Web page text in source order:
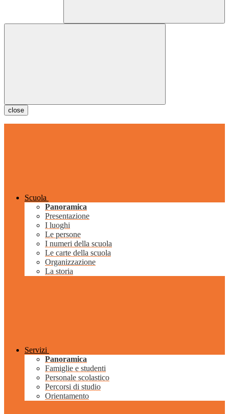
close
Scuola
Panoramica
Presentazione
I luoghi
Le persone
I numeri della scuola
Le carte della scuola
Organizzazione
La storia
Servizi
Panoramica
Famiglie e studenti
Personale scolastico
Percorsi di studio
Orientamento